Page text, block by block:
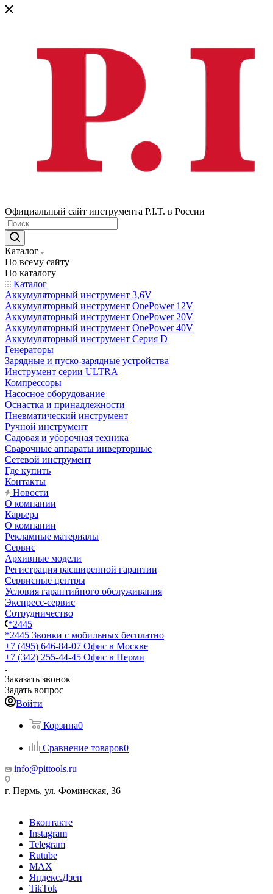
Официальный сайт инструмента P.I.T. в России
Каталог
По всему сайту
По каталогу
Каталог
Аккумуляторный инструмент 3,6V
Аккумуляторный инструмент OnePower 12V
Аккумуляторный инструмент OnePower 20V
Аккумуляторный инструмент OnePower 40V
Аккумуляторный инструмент Серия D
Генераторы
Зарядные и пуско-зарядные устройства
Инструмент серии ULTRA
Компрессоры
Насосное оборудование
Оснастка и принадлежности
Пневматический инструмент
Ручной инструмент
Садовая и уборочная техника
Сварочные аппараты инверторные
Сетевой инструмент
Где купить
Контакты
Новости
О компании
Карьера
О компании
Рекламные материалы
Сервис
Архивные модели
Регистрация расширенной гарантии
Сервисные центры
Условия гарантийного обслуживания
Экспресс-сервис
Сотрудничество
*2445
*2445 Звонки с мобильных бесплатно
+7 (495) 646-84-07 Офис в Москве
+7 (342) 255-44-45 Офис в Перми
Заказать звонок
Задать вопрос
Войти
Корзина0
Сравнение товаров0
info@pittools.ru
г. Пермь, ул. Фоминская, 36
Вконтакте
Instagram
Telegram
Rutube
MAX
Яндекс.Дзен
TikTok